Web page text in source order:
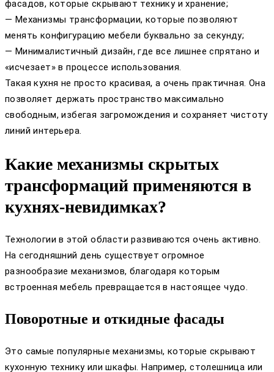
фасадов, которые скрывают технику и хранение;
— Механизмы трансформации, которые позволяют
менять конфигурацию мебели буквально за секунду;
— Минималистичный дизайн, где все лишнее спрятано и
«исчезает» в процессе использования.
Такая кухня не просто красивая, а очень практичная. Она
позволяет держать пространство максимально
свободным, избегая загромождения и сохраняет чистоту
линий интерьера.
Какие механизмы скрытых
трансформаций применяются в
кухнях-невидимках?
Технологии в этой области развиваются очень активно.
На сегодняшний день существует огромное
разнообразие механизмов, благодаря которым
встроенная мебель превращается в настоящее чудо.
Поворотные и откидные фасады
Это самые популярные механизмы, которые скрывают
кухонную технику или шкафы. Например, столешница или